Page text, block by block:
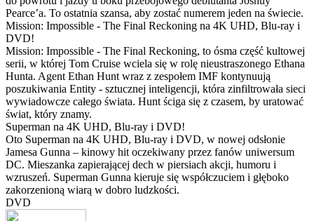
Pearce’a. To ostatnia szansa, aby zostać numerem jeden na świecie.
Mission: Impossible - The Final Reckoning na 4K UHD, Blu-ray i
DVD!
Mission: Impossible - The Final Reckoning, to ósma część kultowej
serii, w której Tom Cruise wciela się w rolę nieustraszonego Ethana
Hunta. Agent Ethan Hunt wraz z zespołem IMF kontynuują
poszukiwania Entity - sztucznej inteligencji, która zinfiltrowała sieci
wywiadowcze całego świata. Hunt ściga się z czasem, by uratować
świat, który znamy.
Superman na 4K UHD, Blu-ray i DVD!
Oto Superman na 4K UHD, Blu-ray i DVD, w nowej odsłonie
Jamesa Gunna – kinowy hit oczekiwany przez fanów uniwersum
DC. Mieszanka zapierającej dech w piersiach akcji, humoru i
wzruszeń. Superman Gunna kieruje się współczuciem i głęboko
zakorzenioną wiarą w dobro ludzkości.
DVD